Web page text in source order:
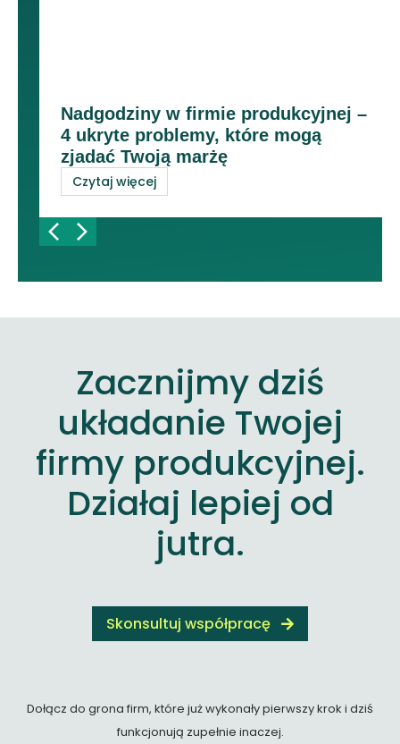
Nadgodziny w firmie produkcyjnej –
4 ukryte problemy, które mogą
zjadać Twoją marżę
Czytaj więcej
Zacznijmy dziś
układanie Twojej
firmy produkcyjnej.
Działaj lepiej od
jutra.
Skonsultuj współpracę
Dołącz do grona firm, które już wykonały pierwszy krok i dziś
funkcjonują zupełnie inaczej.